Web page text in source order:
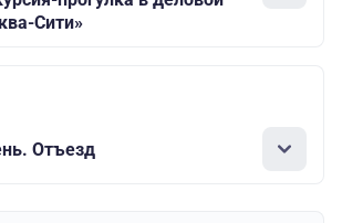
Сити»
Отъезд